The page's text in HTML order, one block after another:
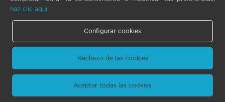
Imecon S.r.l. - Via Frà Luca Pacioli 3 - Milano 20144 - Italy - ITALY -
Phone +39 0374 825112 - C.F - P.IVA 01433170196
haz clic aquí
Configurar cookies
Rechazo de las cookies
Aceptar todas las cookies